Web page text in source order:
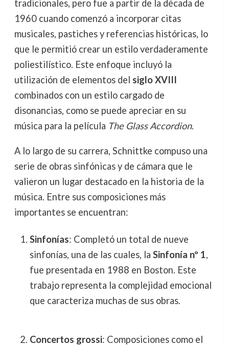
tradicionales, pero fue a partir de la década de
1960 cuando comenzó a incorporar citas
musicales, pastiches y referencias históricas, lo
que le permitió crear un estilo verdaderamente
poliestilístico. Este enfoque incluyó la
utilización de elementos del siglo XVIII
combinados con un estilo cargado de
disonancias, como se puede apreciar en su
música para la película The Glass Accordion.
A lo largo de su carrera, Schnittke compuso una
serie de obras sinfónicas y de cámara que le
valieron un lugar destacado en la historia de la
música. Entre sus composiciones más
importantes se encuentran:
Sinfonías: Completó un total de nueve
sinfonías, una de las cuales, la Sinfonía nº 1,
fue presentada en 1988 en Boston. Este
trabajo representa la complejidad emocional
que caracteriza muchas de sus obras.
Concertos grossi: Composiciones como el